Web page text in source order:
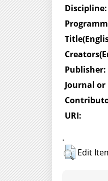
Discipline:
Publisher:
Journal
URI:
.
Edit